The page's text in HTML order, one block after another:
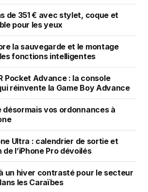
de 351 € avec stylet, coque et
pour les yeux
la sauvegarde et le montage
fonctions intelligentes
Pocket Advance : la console
réinvente la Game Boy Advance
vos ordonnances à
Ultra : calendrier de sortie et
l’iPhone Pro dévoilés
un hiver contrasté pour le secteur
les Caraïbes